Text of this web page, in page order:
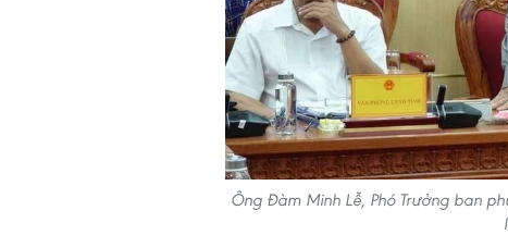
Ông Đàm Minh Lễ, Phó Trưởng ban